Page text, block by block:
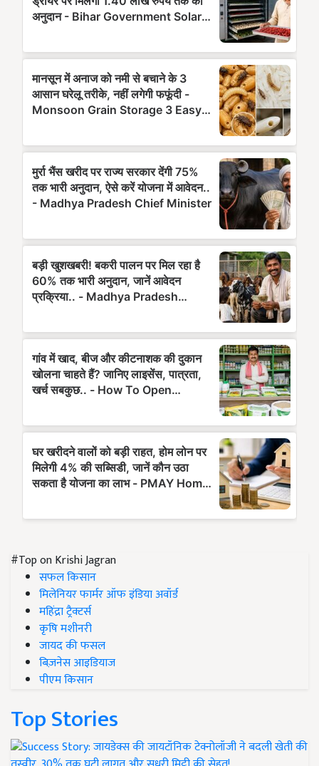
#Top on Krishi Jagran
सफल किसान
मिलेनियर फार्मर ऑफ इंडिया अवॉर्ड
महिंद्रा ट्रैक्टर्स
कृषि मशीनरी
जायद की फसल
बिज़नेस आइडियाज
पीएम किसान
Top Stories